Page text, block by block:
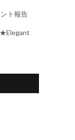
ト報告